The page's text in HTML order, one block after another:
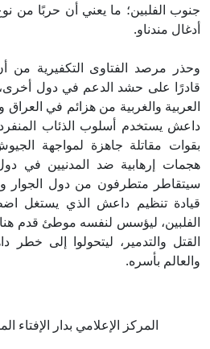
جنوب الفلبين؛ ما يعني أن حربًا من
أدغال مندناو.
وحذر مرصد الفتاوى التكفيرية من
قادرًا على حشد الدعم في دول
العربية والغربية من هزائم في العراق
داعش يستخدم أسلوب الذئاب
بقوات مقاتلة جاهزة لمواجهة
هجمات إرهابية ضد المدنيين في
سيتقاطر متطرفون من دول الجوار
قيادة تنظيم داعش الذي يستغل
الفلبين، ليؤسس لنفسه موطئ قدم
القتل والتدمير، ليتحولوا إلى
والعالم بأسره.
المركز الإعلامي بدار الإفتاء المصرية